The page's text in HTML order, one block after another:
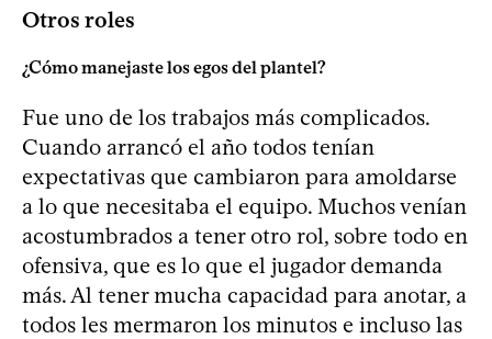
Otros roles
¿Cómo manejaste los egos del plantel?
Fue uno de los trabajos más complicados.
Cuando arrancó el año todos tenían
expectativas que cambiaron para amoldarse
a lo que necesitaba el equipo. Muchos venían
acostumbrados a tener otro rol, sobre todo en
ofensiva, que es lo que el jugador demanda
más. Al tener mucha capacidad para anotar, a
todos les mermaron los minutos e incluso las